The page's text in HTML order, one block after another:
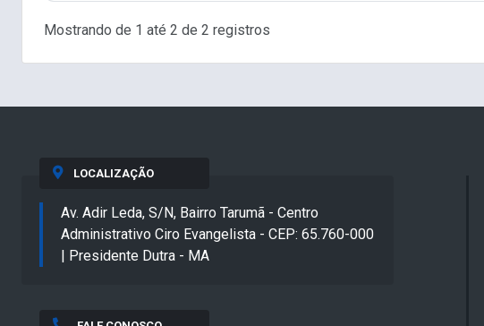
Mostrando de 1 até 2 de 2 registros
LOCALIZAÇÃO
Av. Adir Leda, S/N, Bairro Tarumã - Centro
Administrativo Ciro Evangelista - CEP: 65.760-000
| Presidente Dutra - MA